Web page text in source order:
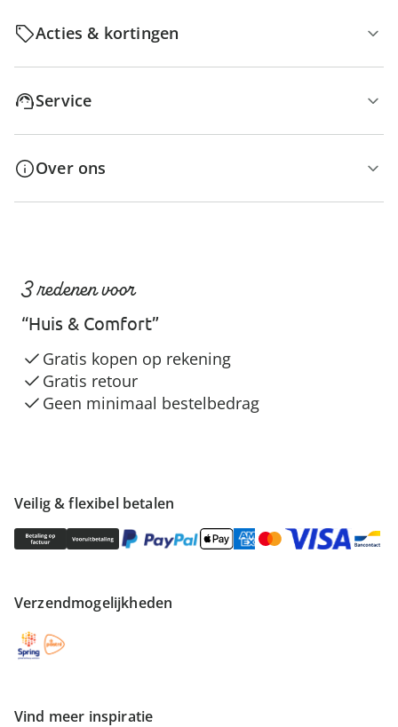
Acties & kortingen
Service
Over ons
Veilig & flexibel betalen
Verzendmogelijkheden
Vind meer inspiratie
3 redenen voor
“Huis & Comfort”
Gratis kopen op rekening
Gratis retour
Geen minimaal bestelbedrag